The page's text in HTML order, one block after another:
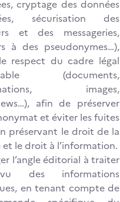
cryptage des données
sécurisation des
et des messageries,
à des pseudonymes…),
respect du cadre légal
(documents,
images,
afin de préserver
et éviter les fuites
préservant le droit de la
et le droit à l’information.
l’angle éditorial à traiter
des informations
en tenant compte de